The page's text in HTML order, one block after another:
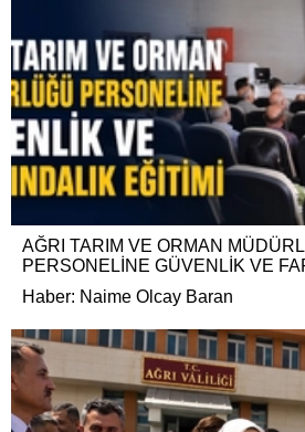
AĞRI TARIM VE ORMAN
PERSONELİNE GÜVENLİK VE
Haber: Naime Olcay Baran